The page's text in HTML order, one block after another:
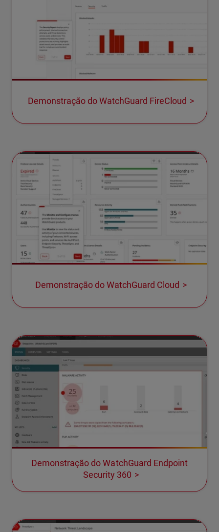
Demonstração do WatchGuard FireCloud
Demonstração do WatchGuard Cloud
Demonstração do WatchGuard Endpoint
Security 360